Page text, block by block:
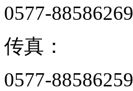
0577-88586269
传真：
0577-88586259